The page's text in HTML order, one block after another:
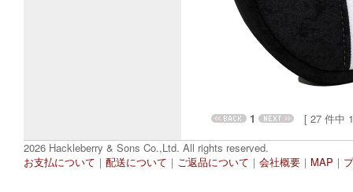
1
[ 27 件中 1
2026 Hackleberry & Sons Co.,Ltd. All rights reserved.
お支払について ｜ 配送について ｜ ご返品について ｜ 会社概要 ｜ MAP ｜